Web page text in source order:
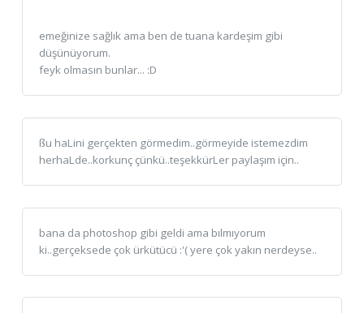
emeğinize sağlık ama ben de tuana kardeşim gibi
düşünüyorum.
feyk olmasın bunlar... :D
ßu haLini gerçekten görmedim..görmeyide istemezdim
herhaLde..korkunç çünkü..teşekkürLer paylaşım için..
bana da photoshop gibi geldi ama bılmıyorum
ki..gerçeksede çok ürkütücü :'( yere çok yakın nerdeyse..